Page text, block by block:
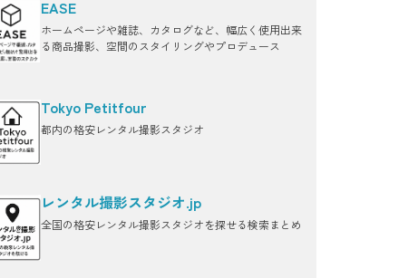
EASE
ホームページや雑誌、カタログなど、幅広く使用出来
る商品撮影、空間のスタイリングやプロデュース
Tokyo Petitfour
都内の格安レンタル撮影スタジオ
レンタル撮影スタジオ.jp
全国の格安レンタル撮影スタジオを探せる検索まとめ